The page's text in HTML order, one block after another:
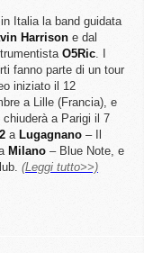
Italia la band guidata
Harrison e dal
O5Ric. I
fanno parte di un tour
iniziato il 12
a Lille (Francia), e
chiuderà a Parigi il 7
a Lugagnano – Il
Milano – Blue Note, e
(Leggi tutto>>)